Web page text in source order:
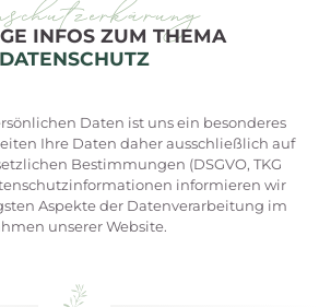
INFOS ZUM THEMA
DATENSCHUTZ
Daten ist uns ein besonderes
Ihre Daten daher ausschließlich auf
Bestimmungen (DSGVO, TKG
informieren wir
Aspekte der Datenverarbeitung im
unserer Website.